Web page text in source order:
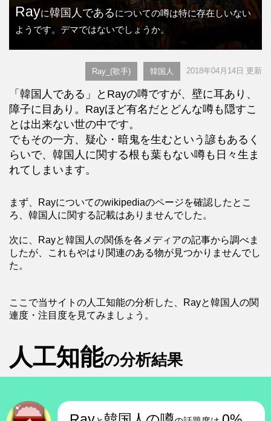
Rayに韓国人であるについての噂は特に存在しいない
ようです。デマではないでしょうか。
Ray_(歌手) 韓国人 2018年04月14日 更新
「韓国人である」とRayの噂ですが、壁に耳あり、
障子に目あり。Rayほど有名だとどんな噂も隠すこ
とは出来ない世の中です。
でもその一方、疑心・暗鬼を生むという諺もあるく
らいで、韓国人に関する根も葉もない噂も日々生ま
れてしまいます。
まず、Rayについてのwikipediaのページを確認したとこ
ろ、韓国人に関する記載はありませんでした。
次に、Rayと韓国人の関係を各メディアの記事から調べま
したが、これもやはり関連のある物が見つかりませんでし
た。
ここで当サイトの人工知能の分析した、Rayと韓国人の関
連度・注目度を見てみましょう。
人工知能の分析結果